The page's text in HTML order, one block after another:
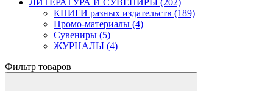
КНИГИ разных издательств (189)
Промо-материалы (4)
Сувениры (5)
ЖУРНАЛЫ (4)
Фильтр товаров